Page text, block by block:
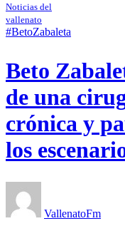
Noticias del
vallenato
#BetoZabaleta
Beto
de una
crónica y
los
VallenatoFm